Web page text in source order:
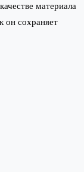
материала
он сохраняет